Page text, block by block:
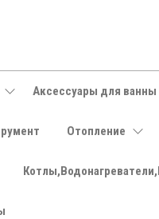
Аксессуары для ванны
Отопление